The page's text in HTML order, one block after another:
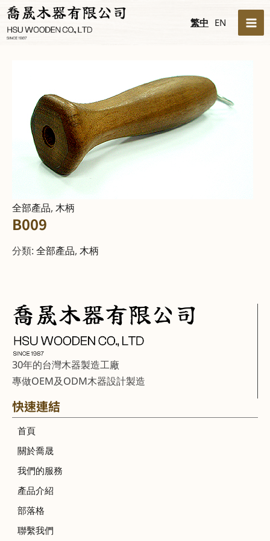
跳
至
主
繁中 EN
全部產品, 木柄
B009
分類:全部產品, 木柄
30年的台灣木器製造工廠
專做OEM及ODM木器設計製造
快速連結
首頁
關於喬晟
我們的服務
產品介紹
部落格
聯繫我們